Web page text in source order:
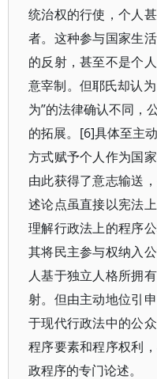
统治权的行使，个人
者。这种参与国家生
的反射，甚至不是个
意宰制。但耶氏却认
为”的法律确认不同，
的拓展。[6]具体至主
方式赋予个人作为国
由此获得了意志输送
述论点虽直接以宪法
理解行政法上的程序
其将民主参与权纳入
人基于独立人格所拥
射。但由主动地位引
于现代行政法中的公
程序要素和程序权利
政程序的专门论述。